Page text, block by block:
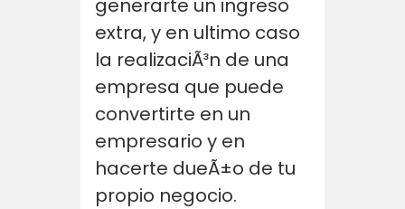
extra, y en ultimo caso
la realizaciÃ³n de una
empresa que puede
convertirte en un
empresario y en
hacerte dueÃ±o de tu
propio negocio.